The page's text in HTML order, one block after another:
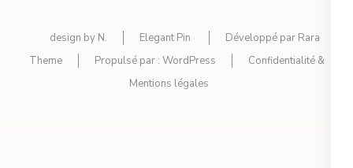
design by N. Elegant Pin Développé par Rara
Theme
Propulsé par : WordPress
Confidentialité &
Mentions légales